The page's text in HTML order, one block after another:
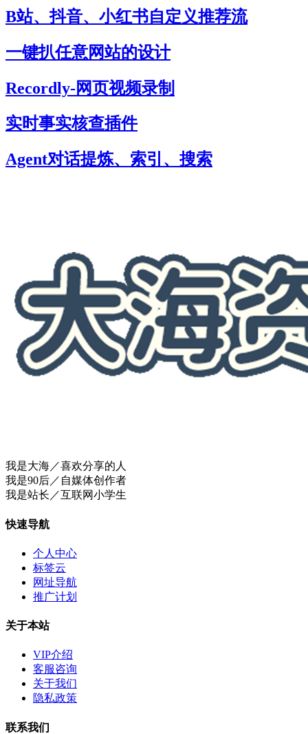
B站、抖音、小红书自定义推荐流
一键扒任意网站的设计
Recordly-网页视频录制
实时事实核查插件
Agent对话提炼、索引、搜索
我是大海／喜欢分享的人
我是90后／自媒体创作者
我是站长／互联网小学生
快速导航
个人中心
标签云
网址导航
推广计划
关于本站
VIP介绍
客服咨询
关于我们
隐私政策
联系我们